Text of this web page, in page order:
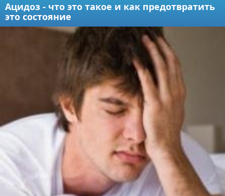
Ацидоз - что это такое и как предотвратить
это состояние